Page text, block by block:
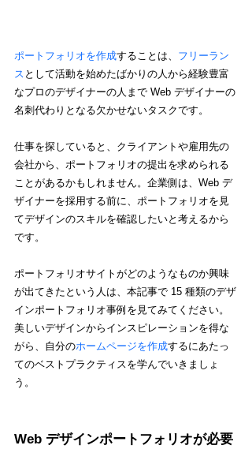
ポートフォリオを作成することは、 フリーラン
ス として活動を始めたばかりの人から経験豊富
なプロのデザイナーの人まで Web デザイナーの
名刺代わりとなる欠かせないタスクです。
仕事を探していると、クライアントや雇用先の
会社から、ポートフォリオの提出を求められる
ことがあるかもしれません。企業側は、Web デ
ザイナーを採用する前に、ポートフォリオを見
てデザインのスキルを確認したいと考えるから
です。
ポートフォリオサイトがどのようなものか興味
が出てきたという人は、本記事で 15 種類のデザ
インポートフォリオ事例を見てみてください。
美しいデザインからインスピレーションを得な
がら、自分のホームページを作成するにあたっ
てのベストプラクティスを学んでいきましょ
う。
Web デザインポートフォリオが必要